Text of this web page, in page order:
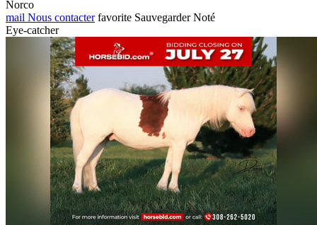
Norco
mail Nous contacter favorite Sauvegarder Noté
Eye-catcher